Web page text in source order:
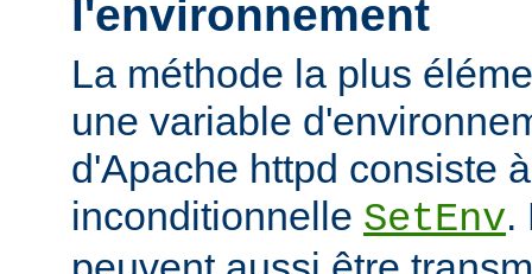
l'environnement
La méthode la plus
une variable
d'Apache httpd consiste
inconditionnelle SetEnv.